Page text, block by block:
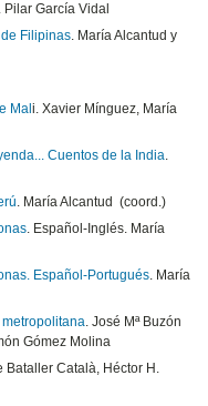
. Pilar García Vidal
Filipinas. María Alcantud y
Mali. Xavier Mínguez, María
Cuentos de la India.
. María Alcantud (coord.)
. Español-Inglés. María
Español-Portugués. María
. José Mª Buzón
Gómez Molina
Bataller Català, Héctor H.